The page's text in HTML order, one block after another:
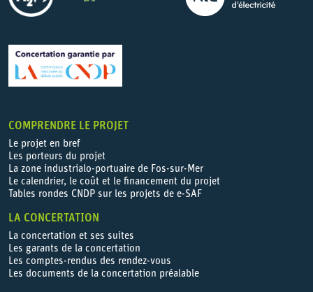
COMPRENDRE LE PROJET
Le projet en bref
Les porteurs du projet
La zone industrialo-portuaire de Fos-sur-Mer
Le calendrier, le coût et le financement du projet
Tables rondes CNDP sur les projets de e-SAF
LA CONCERTATION
La concertation et ses suites
Les garants de la concertation
Les comptes-rendus des rendez-vous
Les documents de la concertation préalable